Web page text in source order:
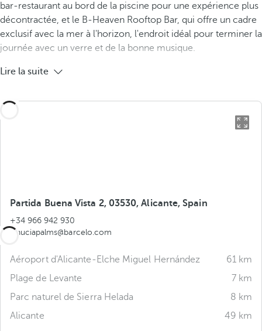
bar-restaurant au bord de la piscine pour une expérience plus
décontractée, et le B-Heaven Rooftop Bar, qui offre un cadre
exclusif avec la mer à l'horizon, l'endroit idéal pour terminer la
journée avec un verre et de la bonne musique.
Lire la suite
Partida Buena Vista 2, 03530, Alicante, Spain
+34 966 942 930
lanuciapalms@barcelo.com
Aéroport d'Alicante‑Elche Miguel Hernández
61 km
Plage de Levante
7 km
Parc naturel de Sierra Helada
8 km
Alicante
49 km